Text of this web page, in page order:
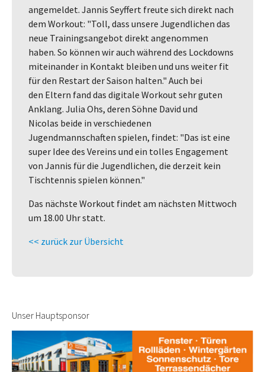
angemeldet. Jannis Seyffert freute sich direkt nach
dem Workout: "Toll, dass unsere Jugendlichen das
neue Trainingsangebot direkt angenommen
haben. So können wir auch während des Lockdowns
miteinander in Kontakt bleiben und uns weiter fit
für den Restart der Saison halten." Auch bei
den Eltern fand das digitale Workout sehr guten
Anklang. Julia Ohs, deren Söhne David und
Nicolas beide in verschiedenen
Jugendmannschaften spielen, findet: "Das ist eine
super Idee des Vereins und ein tolles Engagement
von Jannis für die Jugendlichen, die derzeit kein
Tischtennis spielen können."
Das nächste Workout findet am nächsten Mittwoch
um 18.00 Uhr statt.
<< zurück zur Übersicht
Unser Hauptsponsor